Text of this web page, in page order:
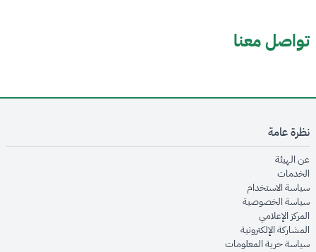
تواصل معنا
نظرة عامة
عن الهيئةopens in new window
الخدماتopens in new window
سياسة الاستخدام
سياسة الخصوصيةopens in new window
المركز الإعلاميopens in new window
المشاركة الإلكترونيةopens in new window
سياسة حرية المعلوماتopens in new window